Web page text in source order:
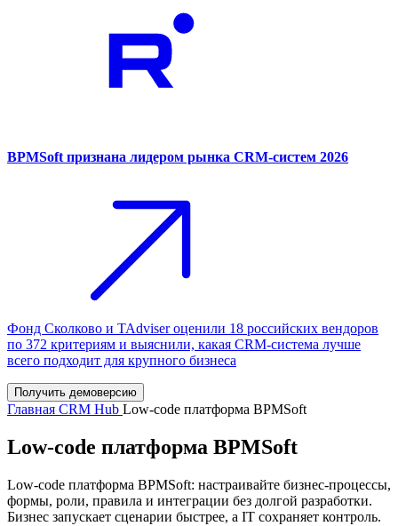
BPMSoft признана лидером рынка CRM-систем 2026
Фонд Сколково и TAdviser оценили 18 российских вендоров
по 372 критериям и выяснили, какая CRM-система лучше
всего подходит для крупного бизнеса
Получить демоверсию
Главная CRM Hub Low-code платформа BPMSoft
Low-code платформа BPMSoft
Low-code платформа BPMSoft: настраивайте бизнес-процессы,
формы, роли, правила и интеграции без долгой разработки.
Бизнес запускает сценарии быстрее, а IT сохраняет контроль.